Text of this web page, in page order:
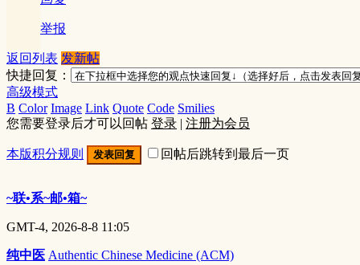
举报
返回列表 发新帖
快捷回复：
高级模式
B Color Image Link Quote Code Smilies
您需要登录后才可以回帖 登录 | 注册为会员
本版积分规则 发表回复 回帖后跳转到最后一页
~联•系~邮•箱~
GMT-4, 2026-8-8 11:05
纯中医 Authentic Chinese Medicine (ACM)